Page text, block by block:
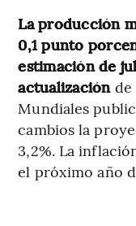
La producción
0,1 punto
estimación de
actualización de
Mundiales
cambios la
3,2%. La
el próximo año